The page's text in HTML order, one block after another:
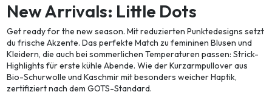
New Arrivals: Little Dots
Get ready for the new season. Mit reduzierten Punktedesigns setzt
du frische Akzente. Das perfekte Match zu femininen Blusen und
Kleidern, die auch bei sommerlichen Temperaturen passen: Strick-
Highlights für erste kühle Abende. Wie der Kurzarmpullover aus
Bio-Schurwolle und Kaschmir mit besonders weicher Haptik,
zertifiziert nach dem GOTS-Standard.